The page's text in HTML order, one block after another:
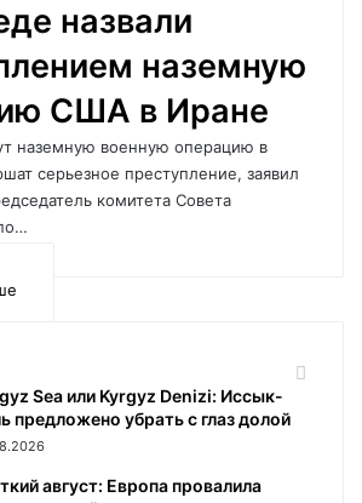
назвали
наземную
США в Иране
наземную военную операцию в
серьезное преступление, заявил
комитета Совета
Sea или Kyrgyz Denizi: Иссык-
предложено убрать с глаз долой
август: Европа провалила